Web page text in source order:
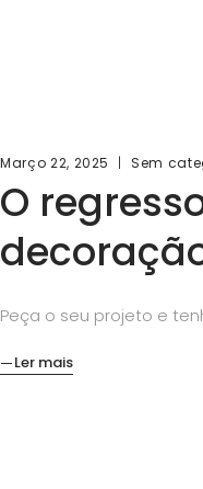
Março 22, 2025 Sem
O
Peça o seu projeto e
Ler mais